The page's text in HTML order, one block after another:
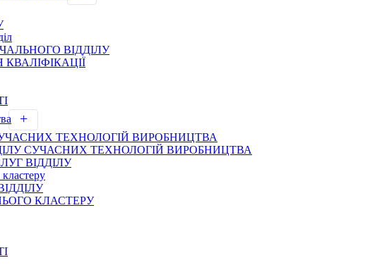
ВІДДІЛУ
ТЕХНОЛОГІЙ ВИРОБНИЦТВА
СУЧАСНИХ ТЕХНОЛОГІЙ ВИРОБНИЦТВА
ВІДДІЛУ
кластеру
КЛАСТЕРУ